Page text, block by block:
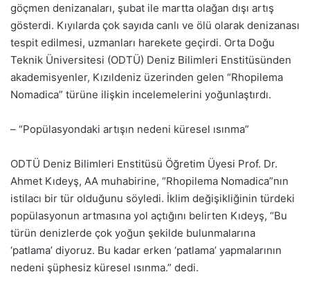
göçmen denizanaları, şubat ile martta olağan dışı artış
gösterdi. Kıyılarda çok sayıda canlı ve ölü olarak denizanası
tespit edilmesi, uzmanları harekete geçirdi. Orta Doğu
Teknik Üniversitesi (ODTÜ) Deniz Bilimleri Enstitüsünden
akademisyenler, Kızıldeniz üzerinden gelen “Rhopilema
Nomadica” türüne ilişkin incelemelerini yoğunlaştırdı.
– “Popülasyondaki artışın nedeni küresel ısınma”
ODTÜ Deniz Bilimleri Enstitüsü Öğretim Üyesi Prof. Dr.
Ahmet Kıdeyş, AA muhabirine, “Rhopilema Nomadica”nın
istilacı bir tür olduğunu söyledi. İklim değişikliğinin türdeki
popülasyonun artmasına yol açtığını belirten Kıdeyş, “Bu
türün denizlerde çok yoğun şekilde bulunmalarına
‘patlama’ diyoruz. Bu kadar erken ‘patlama’ yapmalarının
nedeni şüphesiz küresel ısınma.” dedi.